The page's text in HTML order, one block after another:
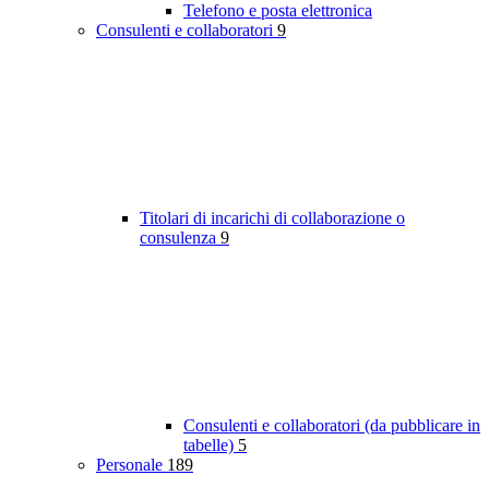
Telefono e posta elettronica
Consulenti e collaboratori 9
Titolari di incarichi di collaborazione o
consulenza 9
Consulenti e collaboratori (da pubblicare in
tabelle) 5
Personale 189